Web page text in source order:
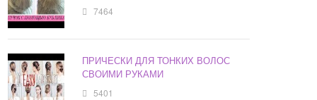
7464
ПРИЧЕСКИ ДЛЯ ТОНКИХ ВОЛОС
СВОИМИ РУКАМИ
5401